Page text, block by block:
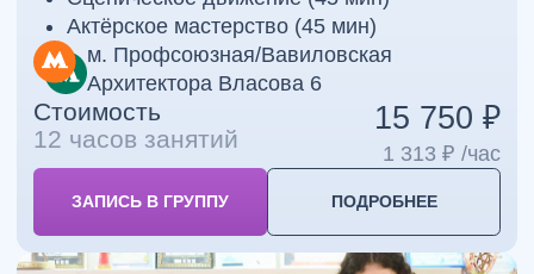
Запишитесь на пробное занятие и
получите гайд "4 ключевых
признака сценического
потенциала"бесплатно!